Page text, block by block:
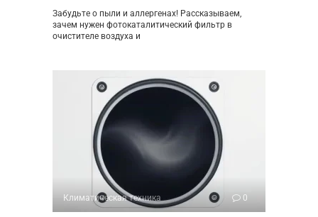
Забудьте о пыли и аллергенах! Рассказываем,
зачем нужен фотокаталитический фильтр в
очистителе воздуха и
Климатическая техника 0